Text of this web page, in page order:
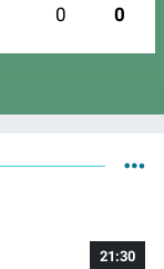
0 0
21:30